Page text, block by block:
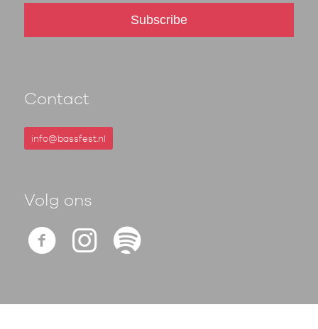
Contact
info@bassfest.nl
Volg ons